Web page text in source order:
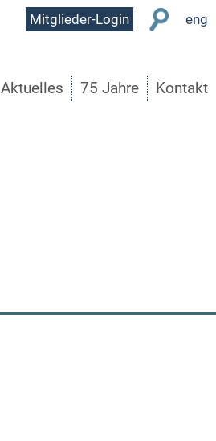
User
Mitglieder-Login eng
Aktuelles 75 Jahre Kontakt